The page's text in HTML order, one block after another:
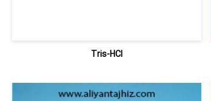
Tris-HCI